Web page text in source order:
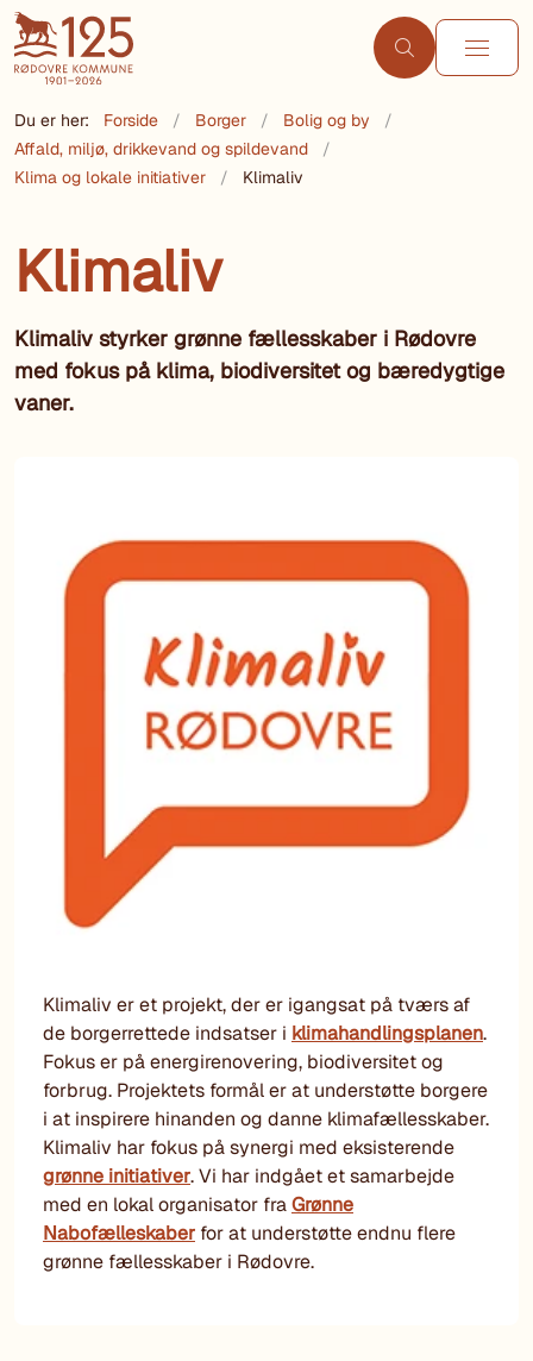
Du er her: Forside Borger
Bolig og by
Affald, miljø, drikkevand og spildevand
Klima og lokale initiativer
Klimaliv
Klimaliv
Klimaliv styrker grønne fællesskaber i Rødovre
med fokus på klima, biodiversitet og bæredygtige
vaner.
Klimaliv er et projekt, der er igangsat på tværs af
de borgerrettede indsatser i klimahandlingsplanen.
Fokus er på energirenovering, biodiversitet og
forbrug. Projektets formål er at understøtte borgere
i at inspirere hinanden og danne klimafællesskaber.
Klimaliv har fokus på synergi med eksisterende
grønne initiativer. Vi har indgået et samarbejde
med en lokal organisator fraGrønne
Nabofælleskaber for at understøtte endnu flere
grønne fællesskaber i Rødovre.